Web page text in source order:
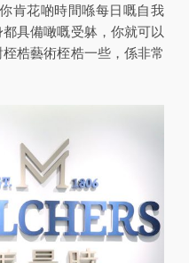
肯花啲時間喺每日嘅自我
具備噉嘅受躰，你就可以
梏藝術桎梏一些，係非常